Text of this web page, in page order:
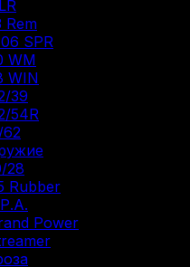
Rem
SPR
WM
WIN
39
54R
28
Rubber
Power